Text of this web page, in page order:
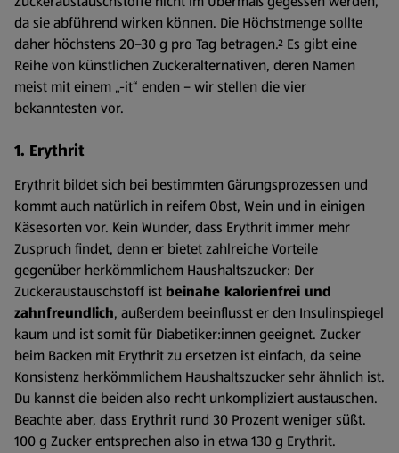
da sie abführend wirken können. Die Höchstmenge sollte
daher höchstens 20–30 g pro Tag betragen.² Es gibt eine
Reihe von künstlichen Zuckeralternativen, deren Namen
meist mit einem „-it“ enden – wir stellen die vier
bekanntesten vor.
1. Erythrit
Erythrit bildet sich bei bestimmten Gärungsprozessen und
kommt auch natürlich in reifem Obst, Wein und in einigen
Käsesorten vor. Kein Wunder, dass Erythrit immer mehr
Zuspruch findet, denn er bietet zahlreiche Vorteile
gegenüber herkömmlichem Haushaltszucker: Der
Zuckeraustauschstoff ist beinahe kalorienfrei und
zahnfreundlich, außerdem beeinflusst er den Insulinspiegel
kaum und ist somit für Diabetiker:innen geeignet. Zucker
beim Backen mit Erythrit zu ersetzen ist einfach, da seine
Konsistenz herkömmlichem Haushaltszucker sehr ähnlich ist.
Du kannst die beiden also recht unkompliziert austauschen.
Beachte aber, dass Erythrit rund 30 Prozent weniger süßt.
100 g Zucker entsprechen also in etwa 130 g Erythrit.